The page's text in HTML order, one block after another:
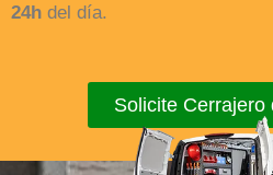
24h del día.
Solicite Cerrajero